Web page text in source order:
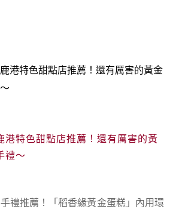
港特色甜點店推薦！還有厲害的黃
禮～
禮推薦！「稻香緣黃金蛋糕」內用環